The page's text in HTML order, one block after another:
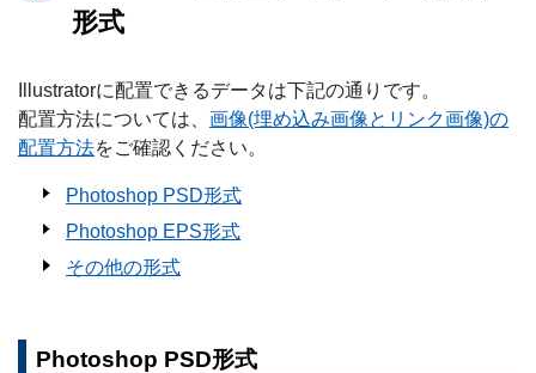
形式
Illustratorに配置できるデータは下記の通りです。
配置方法については、 画像(埋め込み画像とリンク画像)の
配置方法をご確認ください。
Photoshop PSD形式
Photoshop EPS形式
その他の形式
Photoshop PSD形式